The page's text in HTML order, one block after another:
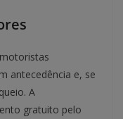
antecedência e, se
A
gratuito pelo